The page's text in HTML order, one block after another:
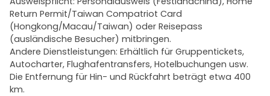
Return Permit/Taiwan Compatriot Card
(Hongkong/Macau/Taiwan) oder Reisepass
(ausländische Besucher) mitbringen.
Andere Dienstleistungen: Erhältlich für Gruppentickets,
Autocharter, Flughafentransfers, Hotelbuchungen usw.
Die Entfernung für Hin- und Rückfahrt beträgt etwa 400
km.